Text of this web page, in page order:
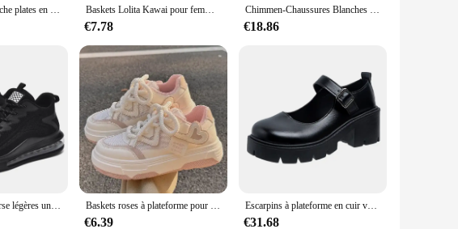
Chaussures de marche plates en cuir perlé Mary Essence pour femmes, chaussures confortables et élégantes, noir, luxe, mode printemps et automne Baskets Lolita Kawai pour femmes, chaussures de sport décontractées de style collège pour filles, baskets mignonnes roses et jaunes, chaussures de tennis coréennes à lacets, Y2k
€7.78
Chimmen-Chaussures Blanches de dehors pour Homme, Polyvalentes, Résistantes à l'Usure, Plates, Respirantes, Décontractées, Nouvelle Collection Automne 2023
€18.86
Chaussures de course légères unisexes canisées pour hommes, baskets respirantes, chaussures de tennis décontractées, mode Baskets roses à plateforme pour femmes, chaussures de sport pour femmes, Harajuku Kawaii, chaussures de sport confortables décontractées pour dames
€6.39
Escarpins à plateforme en cuir verni de style japonais pour femmes, chaussures Mary Essence pour femmes, escarpins optiques punk, chaussures Lolita noires, construction de rinçage
€31.68